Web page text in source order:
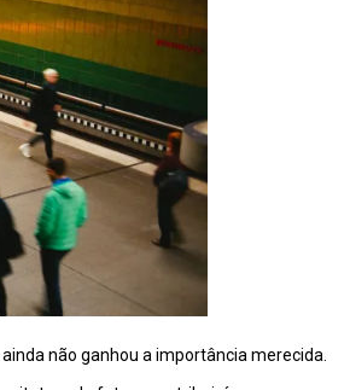
não ganhou a importância merecida.